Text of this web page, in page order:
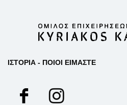
ΙΣΤΟΡΙΑ - ΠΟΙΟΙ ΕΙΜΑΣΤΕ